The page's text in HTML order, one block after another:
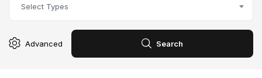
Select Types
Advanced Search